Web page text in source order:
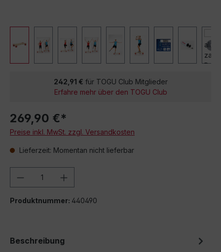
242,91 € für TOGU Club Mitglieder
Erfahre mehr über den TOGU Club
269,90 €*
Preise inkl. MwSt. zzgl. Versandkosten
Lieferzeit: Momentan nicht lieferbar
Produkt Anzahl: Gib den
Produktnummer: 440490
Beschreibung